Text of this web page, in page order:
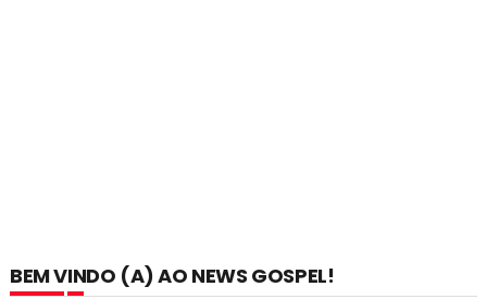
BEM VINDO (A) AO NEWS GOSPEL!